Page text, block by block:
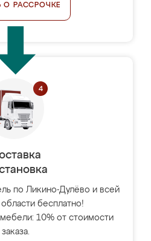
О РАССРОЧКЕ
по Ликино-Дулёво и всей
бесплатно!
10% от стоимости
заказа.